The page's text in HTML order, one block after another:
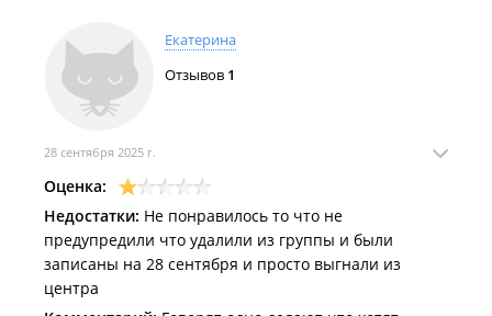
Екатерина
Отзывов 1
28 сентября 2025 г.
Оценка:
Недостатки: Не понравилось то что не
предупредили что удалили из группы и были
записаны на 28 сентября и просто выгнали из
центра